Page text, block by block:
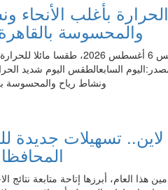
بأغلب الأنحاء
والمحسوسة بالقاهرة 38
تتوقع الهيئة العامة للأرصاد الجوية أن يشهد اليوم
السابعالطقس اليوم شديد
ونشاط رياح والمحسوسة
لاين.. تسهيلات جديدة
العام، أبرزها إتاحة متابعة نتائج